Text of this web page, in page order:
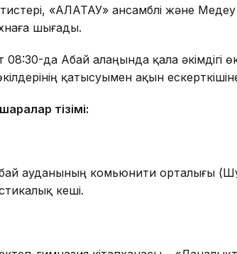
«АЛАТАУ» ансамблі және
шығады.
08:30-да Абай алаңында қала әкімдігі
қатысуымен ақын
тізімі:
ауданының комьюнити орталығы
кеші.